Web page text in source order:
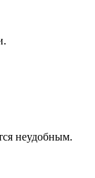
неудобным.